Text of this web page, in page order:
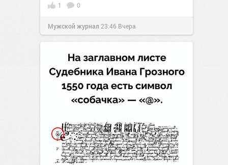
1 0
Мужской журнал 23:46 Вчера